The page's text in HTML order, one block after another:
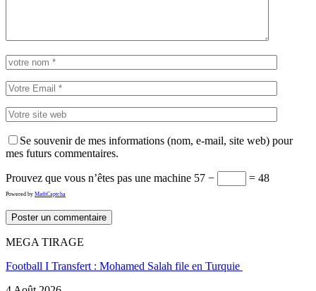
Se souvenir de mes informations (nom, e-mail, site web) pour
mes futurs commentaires.
Prouvez que vous n’êtes pas une machine 57 − = 48
Powered by MathCaptcha
MEGA TIRAGE
Football I Transfert : Mohamed Salah file en Turquie